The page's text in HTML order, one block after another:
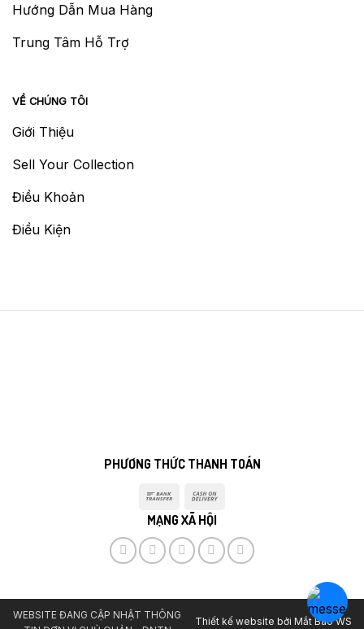
Hướng Dẫn Mua Hàng
Trung Tâm Hỗ Trợ
VỀ CHÚNG TÔI
Giới Thiệu
Sell Your Collection
Điều Khoản
Điều Kiện
PHƯƠNG THỨC THANH TOÁN
Bank
Transfer
Delivery
MẠNG XÃ HỘI
Thiết kế website bởi Mắt Bão WS
WEBSITE ĐANG CẬP NHẬT THÔNG